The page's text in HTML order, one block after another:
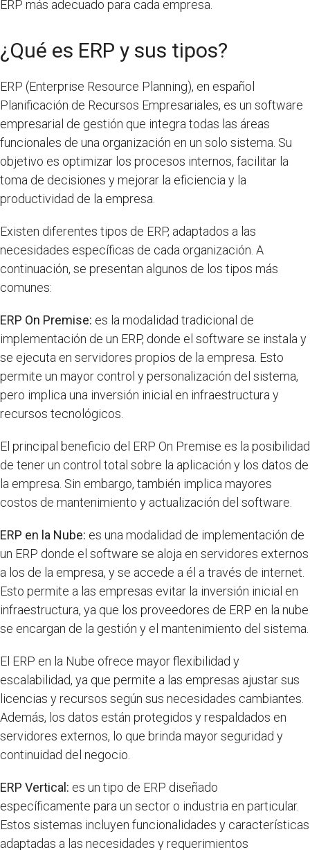
ERP más adecuado para cada empresa.
¿Qué es ERP y sus tipos?
ERP (Enterprise Resource Planning), en español
Planificación de Recursos Empresariales, es un software
empresarial de gestión que integra todas las áreas
funcionales de una organización en un solo sistema. Su
objetivo es optimizar los procesos internos, facilitar la
toma de decisiones y mejorar la eficiencia y la
productividad de la empresa.
Existen diferentes tipos de ERP, adaptados a las
necesidades específicas de cada organización. A
continuación, se presentan algunos de los tipos más
comunes:
ERP On Premise: es la modalidad tradicional de
implementación de un ERP, donde el software se instala y
se ejecuta en servidores propios de la empresa. Esto
permite un mayor control y personalización del sistema,
pero implica una inversión inicial en infraestructura y
recursos tecnológicos.
El principal beneficio del ERP On Premise es la posibilidad
de tener un control total sobre la aplicación y los datos de
la empresa. Sin embargo, también implica mayores
costos de mantenimiento y actualización del software.
ERP en la Nube: es una modalidad de implementación de
un ERP donde el software se aloja en servidores externos
a los de la empresa, y se accede a él a través de internet.
Esto permite a las empresas evitar la inversión inicial en
infraestructura, ya que los proveedores de ERP en la nube
se encargan de la gestión y el mantenimiento del sistema.
El ERP en la Nube ofrece mayor flexibilidad y
escalabilidad, ya que permite a las empresas ajustar sus
licencias y recursos según sus necesidades cambiantes.
Además, los datos están protegidos y respaldados en
servidores externos, lo que brinda mayor seguridad y
continuidad del negocio.
ERP Vertical: es un tipo de ERP diseñado
específicamente para un sector o industria en particular.
Estos sistemas incluyen funcionalidades y características
adaptadas a las necesidades y requerimientos